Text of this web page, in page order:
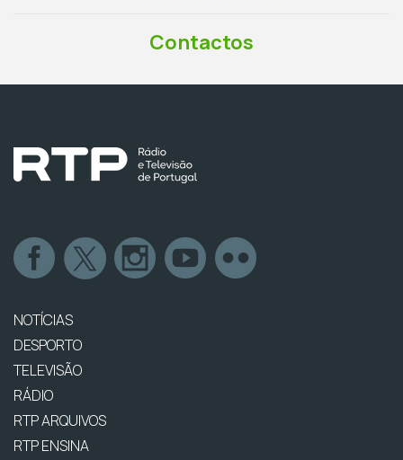
Contactos
NOTÍCIAS
DESPORTO
TELEVISÃO
RÁDIO
RTP ARQUIVOS
RTP ENSINA